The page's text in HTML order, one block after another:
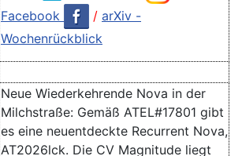
Facebook / arXiv -
Wochenrückblick
Neue Wiederkehrende Nova in der
Milchstraße: Gemäß ATEL#17801 gibt
es eine neuentdeckte Recurrent Nova,
AT2026lck. Die CV Magnitude liegt